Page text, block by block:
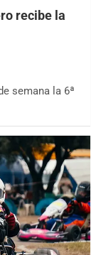
recibe la
semana la 6ª